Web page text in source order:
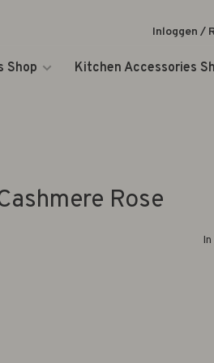
Shop Kitchen Accessories
Inloggen /
Rose